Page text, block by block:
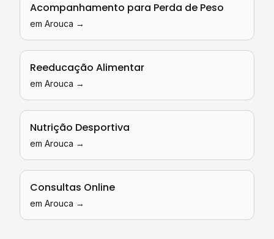
Acompanhamento para Perda de Peso
em Arouca →
Reeducação Alimentar
em Arouca →
Nutrição Desportiva
em Arouca →
Consultas Online
em Arouca →